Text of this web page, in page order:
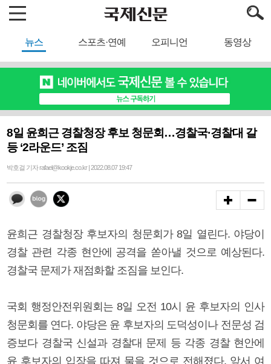
뉴스 스포츠·연예 오피니언 동영상
8일 윤희근 경찰청장 후보 청문회…경찰국·경찰대 갈
등 ‘2라운드’ 조짐
박호걸 기자 rafael@kookje.co.kr | 2022.08.07 19:47
윤희근 경찰청장 후보자의 청문회가 8일 열린다. 야당이
경찰 관련 각종 현안에 공격을 쏟아낼 것으로 예상된다.
경찰국 문제가 재점화할 조짐을 보인다.
국회 행정안전위원회는 8일 오전 10시 윤 후보자의 인사
청문회를 연다. 야당은 윤 후보자의 도덕성이나 전문성 검
증보다 경찰국 신설과 경찰대 문제 등 각종 경찰 현안에
윤 후보자의 입장을 따져 물을 것으로 전해졌다. 앞서 여